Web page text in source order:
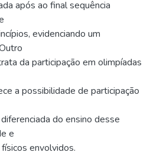
após ao final sequência
evidenciando um
da participação em olimpíadas
a possibilidade de participação
do ensino desse
e
envolvidos.